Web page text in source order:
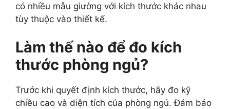
có nhiều mẫu giường với kích thước khác nhau
tùy thuộc vào thiết kế.
Làm thế nào để đo kích
thước phòng ngủ?
Trước khi quyết định kích thước, hãy đo kỹ
chiều cao và diện tích của phòng ngủ. Đảm bảo